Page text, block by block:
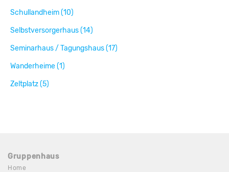
Schullandheim (10)
Selbstversorgerhaus (14)
Seminarhaus / Tagungshaus (17)
Wanderheime (1)
Zeltplatz (5)
Gruppenhaus
Home